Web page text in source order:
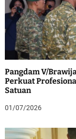
Pangdam V/
Perkuat
Satuan
01/07/2026